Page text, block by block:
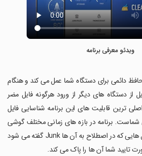
ویدئو معرفی برنامه
دائمی برای دستگاه شما عمل می کند و هنگام
از دستگاه های دیگر از ورود هرگونه فایل مضر
ترین قابلیت های این برنامه شناسایی فایل
برنامه در بازه های زمانی مختلف گوشی
شما را اسکن می کند و فایل هایی که در اصطلاح به آن ها Junk گفته می شود
تایید شما آن ها را پاک می کند.